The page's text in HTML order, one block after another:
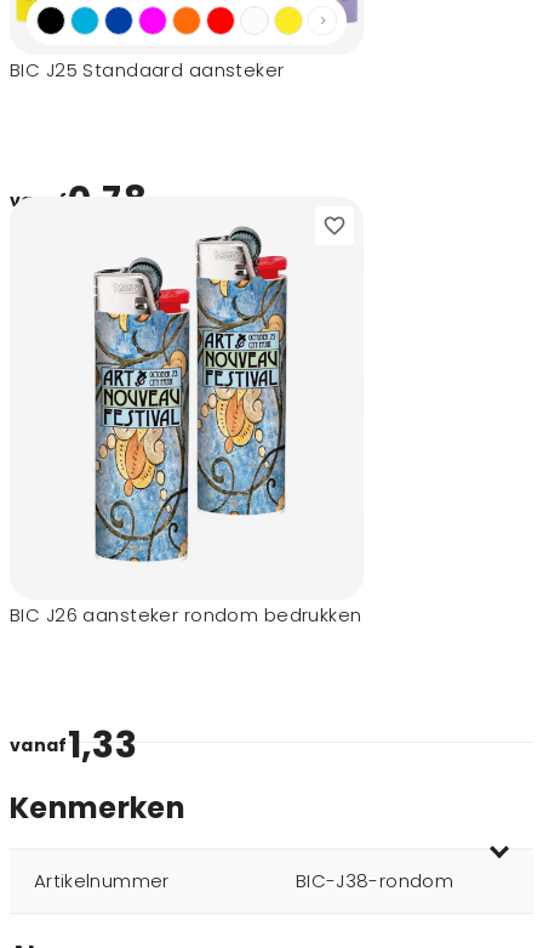
BIC J25 Standaard aansteker
vanaf0,78
BIC J26 aansteker rondom bedrukken
vanaf1,33
Kenmerken
Artikelnummer BIC-J38-rondom